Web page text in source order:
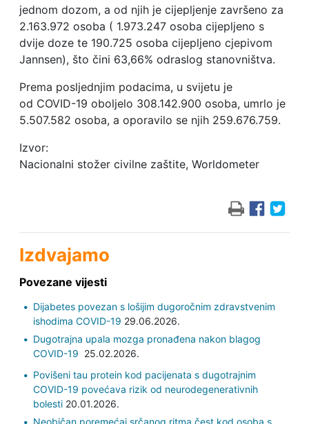
jednom dozom, a od njih je cijepljenje završeno za
2.163.972 osoba ( 1.973.247 osoba cijepljeno s
dvije doze te 190.725 osoba cijepljeno cjepivom
Jannsen), što čini 63,66% odraslog stanovništva.
Prema posljednjim podacima, u svijetu je
od COVID-19 oboljelo 308.142.900 osoba, umrlo je
5.507.582 osoba, a oporavilo se njih 259.676.759.
Izvor:
Nacionalni stožer civilne zaštite, Worldometer
Izdvajamo
Povezane vijesti
Dijabetes povezan s lošijim dugoročnim zdravstvenim
ishodima COVID-19 29.06.2026.
Dugotrajna upala mozga pronađena nakon blagog
COVID-19 25.02.2026.
Povišeni tau protein kod pacijenata s dugotrajnim
COVID-19 povećava rizik od neurodegenerativnih
bolesti20.01.2026.